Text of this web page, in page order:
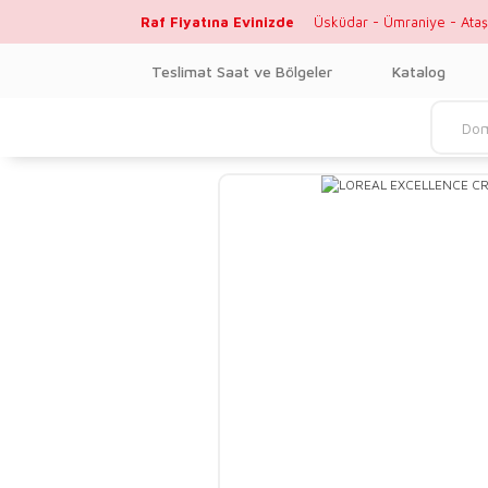
Raf Fiyatına Evinizde Üsküdar - Ümraniye -
Teslimat Saat ve Bölgeler Katalog